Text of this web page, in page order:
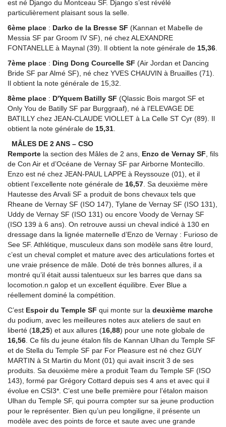
est né Django du Montceau SF. Django s’est révélé
particulièrement plaisant sous la selle.
6ème place : Darko de la Bresse SF (Kannan et Mabelle de
Messia SF par Groom IV SF), né chez ALEXANDRE
FONTANELLE à Maynal (39). Il obtient la note générale de 15,36
7ème place : Ding Dong Courcelle SF (Air Jordan et Dancing
Bride SF par Almé SF), né chez YVES CHAUVIN à Bruailles (71).
Il obtient la note générale de 15,32.
8ème place : D'Yquem Batilly SF (Qlassic Bois margot SF et
Only You de Batilly SF par Burggraaf), né à l'ELEVAGE DE
BATILLY chez JEAN-CLAUDE VIOLLET à La Celle ST Cyr (89). Il
obtient la note générale de 15,31
MÂLES DE 2 ANS – CSO
Remporte la section des Mâles de 2 ans, Enzo de Vernay SF , fils
de Con Air et d’Océane de Vernay SF par Airborne Montecillo.
Enzo est né chez JEAN-PAUL LAPPE à Reyssouze (01), et il
obtient l’excellente note générale de 16,57 . Sa deuxième mère
Hautesse des Arvali SF a produit de bons chevaux tels que
Rheane de Vernay SF (ISO 147), Tylane de Vernay SF (ISO 131),
Uddy de Vernay SF (ISO 131) ou encore Voody de Vernay SF
(ISO 139 à 6 ans). On retrouve aussi un cheval indicé à 130 en
dressage dans la lignée maternelle d’Enzo de Vernay : Furioso de
See SF. Athlétique, musculeux dans son modèle sans être lourd,
c’est un cheval complet et mature avec des articulations fortes et
une vraie présence de mâle. Doté de très bonnes allures, il a
montré qu’il était aussi talentueux sur les barres que dans sa
locomotion.n galop et un excellent équilibre. Ever Blue a
réellement dominé la compétition.
C’est Espoir du Temple SF qui monte sur la deuxième marche
du podium, avec les meilleures notes aux ateliers de saut en
liberté (18,25) et aux allures (16,88) pour une note globale de
16,56 . Ce fils du jeune étalon fils de Kannan Ulhan du Temple SF
et de Stella du Temple SF par For Pleasure est né chez GUY
MARTIN à St Martin du Mont (01) qui avait inscrit 3 de ses
produits. Sa deuxième mère a produit Team du Temple SF (ISO
143), formé par Grégory Cottard depuis ses 4 ans et avec qui il
évolue en CSI3*. C’est une belle première pour l’étalon maison
Ulhan du Temple SF, qui pourra compter sur sa jeune production
pour le représenter. Bien qu’un peu longiligne, il présente un
modèle avec des points de force et saute avec une grande